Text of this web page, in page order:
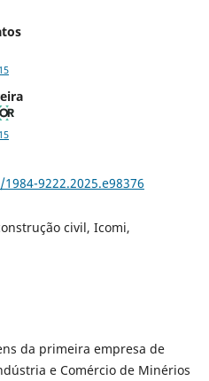
9222.2025.e98376
civil, Icomi,
da primeira empresa de
e Comércio de Minérios